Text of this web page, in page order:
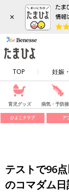
×
TOP 妊娠
育児グッズ 病気・予防
ひよこクラブ ア
テストで96
のコマダム日